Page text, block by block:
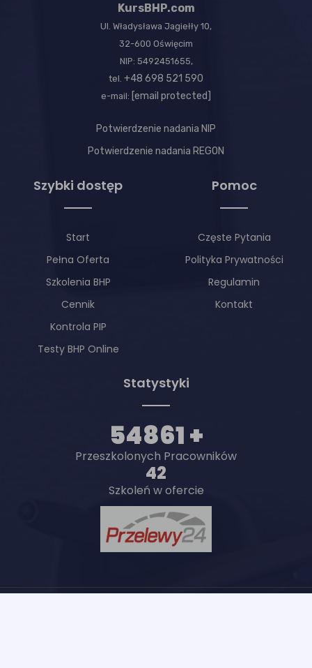
KursBHP.com
Ul. Władysława Jagiełły 10,
32-600 Oświęcim
NIP: 5492451655,
tel. +48 698 521 590
e-mail: [email protected]
Potwierdzenie nadania NIP
Potwierdzenie nadania REGON
Szybki dostęp
Start
Pełna Oferta
Szkolenia BHP
Cennik
Kontrola PIP
Testy BHP Online
Pomoc
Częste Pytania
Polityka Prywatności
Regulamin
Kontakt
Statystyki
54861 +
Przeszkolonych Pracowników
42
Szkoleń w ofercie